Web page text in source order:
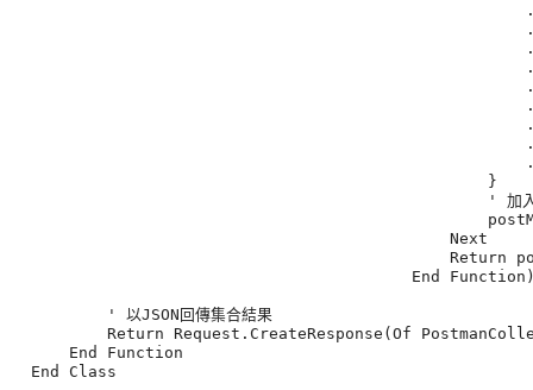
                                                  }
' 加
                                              Next
Return
End
          ' 以JSON回傳集合結果
Return Request.CreateResponse(Of
      End Function
  End Class